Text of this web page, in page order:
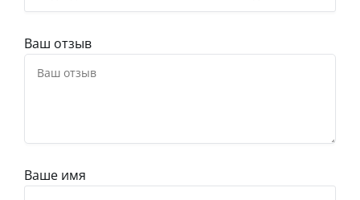
Ваш отзыв
Ваше имя